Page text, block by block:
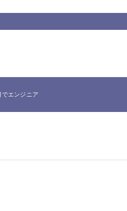
ンジニア転職したNakataが、実際に使っ